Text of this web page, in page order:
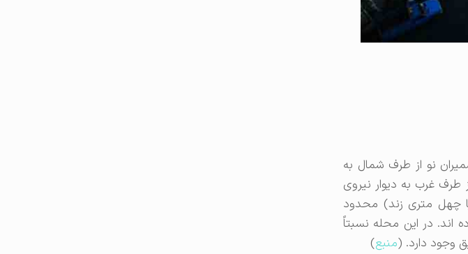
۴ شهرداری تهران است. شمیران نو از طرف شمال به
طرف غرب به دیوار نیروی
چهل مترى زند) محدود
­اند. در این محله نسبتاً
وجود دارد. (منبع)